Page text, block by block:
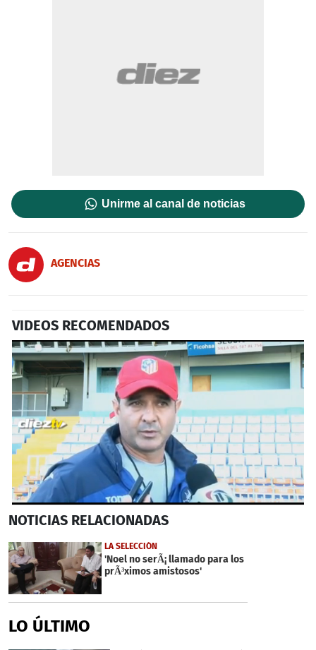
Unirme al canal de noticias
AGENCIAS
VIDEOS RECOMENDADOS
seconds
36
seconds
NOTICIAS RELACIONADAS
LA SELECCIÓN
'Noel no serÃ¡ llamado para los
prÃ³ximos amistosos'
LO ÚLTIMO